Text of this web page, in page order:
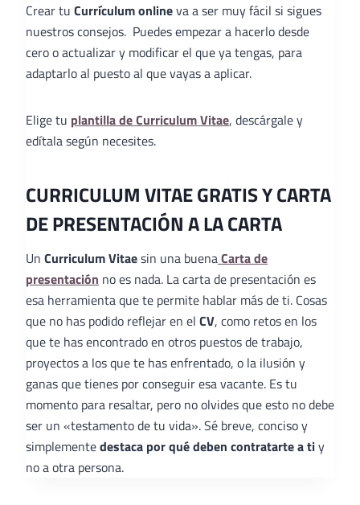
Crear tu Currículum onlineva a ser muy fácil si sigues
nuestros consejos. Puedes empezar a hacerlo desde
cero o actualizar y modificar el que ya tengas, para
adaptarlo al puesto al que vayas a aplicar.
Elige tu plantilla de Curriculum Vitae, descárgale y
edítala según necesites.
CURRICULUM VITAE GRATIS Y CARTA
DE PRESENTACIÓN A LA CARTA
Un Curriculum Vitaesin una buenaCarta de
presentación no es nada. La carta de presentación es
esa herramienta que te permite hablar más de ti. Cosas
que no has podido reflejar en el CV, como retos en los
que te has encontrado en otros puestos de trabajo,
proyectos a los que te has enfrentado, o la ilusión y
ganas que tienes por conseguir esa vacante. Es tu
momento para resaltar, pero no olvides que esto no debe
ser un «testamento de tu vida». Sé breve, conciso y
simplementedestaca por qué deben contratarte a tiy
no a otra persona.